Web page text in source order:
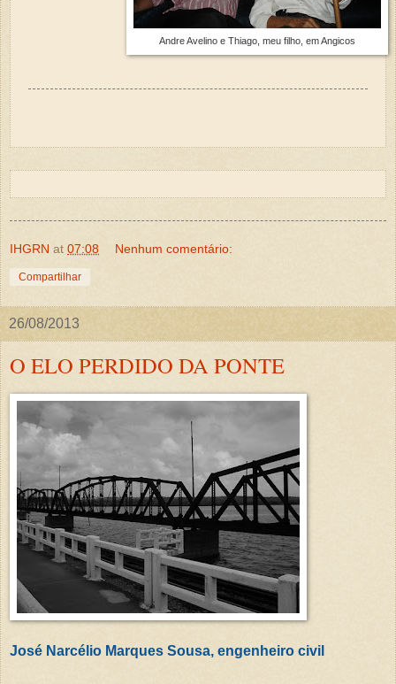
Andre Avelino e Thiago, meu filho, em Angicos
IHGRN at 07:08 Nenhum comentário:
Compartilhar
26/08/2013
O ELO PERDIDO DA PONTE
José Narcélio Marques Sousa, engenheiro civil